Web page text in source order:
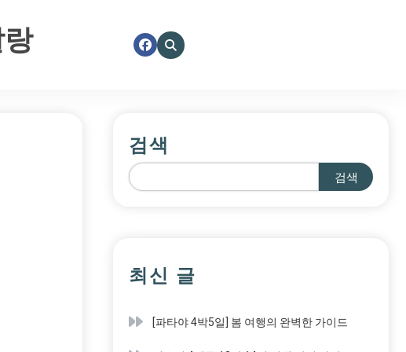
검색
검색
최신 글
[파타야 4박5일] 봄 여행의 완벽한 가이드